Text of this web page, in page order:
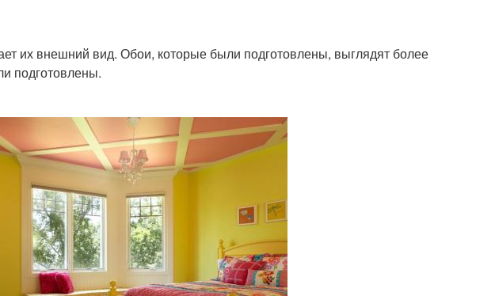
их внешний вид. Обои, которые были подготовлены, выглядят более
подготовлены.